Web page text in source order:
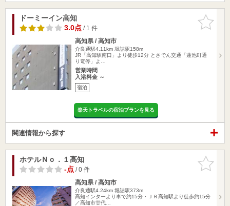
お気に入
りに追加
ドーミーイン高知
3.0点/ 1 件
高知県 / 高知市
介良通駅4.11km 堀詰駅158m
JR「高知駅南口」より徒歩12分 とさでん交通「蓮池町通
り電停」よ…
営業時間
入浴料金 ～
宿泊
楽天トラベルの宿泊プランを見る
関連情報から探す
お気に入
りに追加
ホテルＮｏ．１高知
-点/ 0 件
高知県 / 高知市
介良通駅4.24km 堀詰駅373m
高知インターより車で約15分・ＪＲ高知駅より徒歩約15分
／高知市廿代…